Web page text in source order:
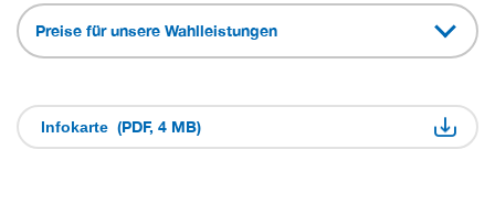
Preise für unsere Wahlleistungen
Infokarte (PDF, 4 MB)